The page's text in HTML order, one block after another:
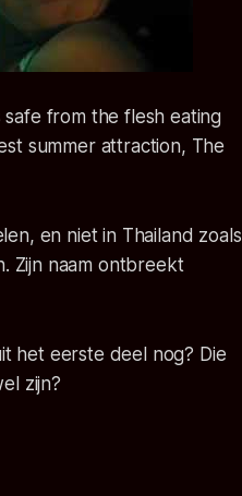
safe from the flesh eating
summer attraction, The
en niet in Thailand zoals
Zijn naam ontbreekt
het eerste deel nog? Die
zijn?